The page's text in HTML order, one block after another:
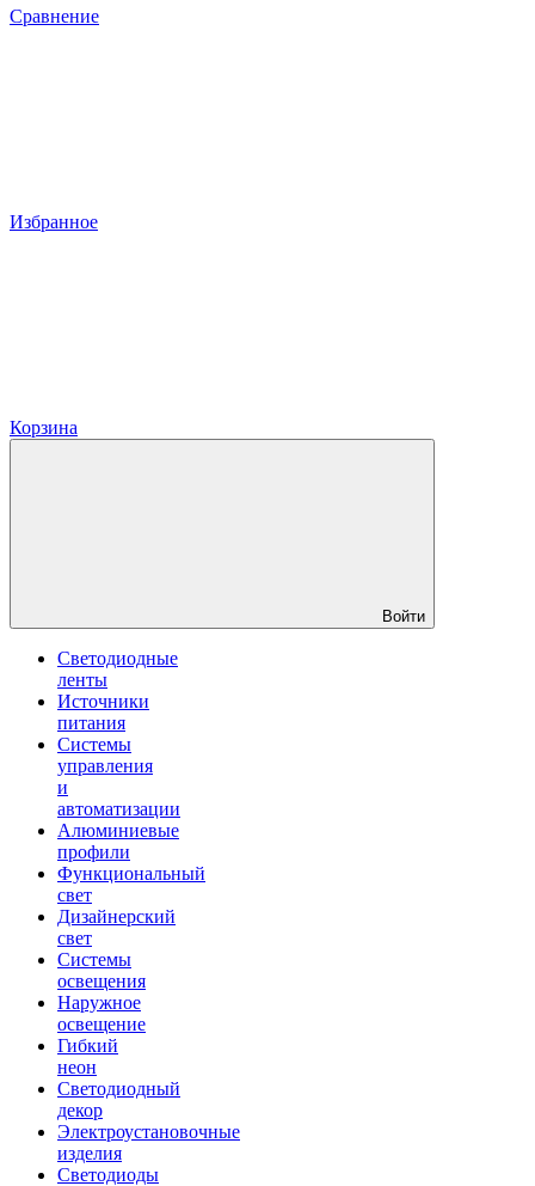
Сравнение
Избранное
Корзина
Войти
Светодиодные
ленты
Источники
питания
Системы
управления
и
автоматизации
Алюминиевые
профили
Функциональный
свет
Дизайнерский
свет
Системы
освещения
Наружное
освещение
Гибкий
неон
Светодиодный
декор
Электроустановочные
изделия
Светодиоды